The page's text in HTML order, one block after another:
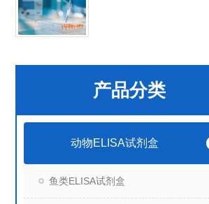
产品分类
动物ELISA试剂盒
鱼类ELISA试剂盒